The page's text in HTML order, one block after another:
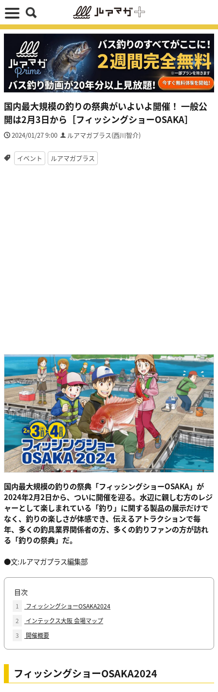
国内最大規模の釣りの祭典がいよいよ開催！ 一般公
開は2月3日から［フィッシングショーOSAKA］
2024/01/27 9:00 ルアマガプラス(西川智介)
イベント ルアマガプラス
国内最大規模の釣りの祭典「フィッシングショーOSAKA」が
2024年2月2日から、ついに開催を迎る。水辺に親しむ方のレジ
ャーとして楽しまれている「釣り」に関する製品の展示だけで
なく、釣りの楽しさが体感でき、伝えるアトラクションで毎
年、多くの釣具業界関係者の方、多くの釣りファンの方が訪れ
る「釣りの祭典」だ。
●文:ルアマガプラス編集部
目次
1
フィッシングショーOSAKA2024
2
インテックス大阪 会場マップ
3
開催概要
フィッシングショーOSAKA2024